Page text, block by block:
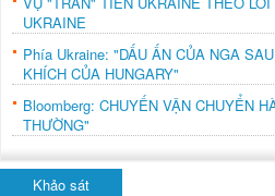
UKRAINE
Phía Ukraine: "DẤU ẤN CỦA NGA
KHÍCH CỦA HUNGARY"
Bloomberg: CHUYẾN VẬN CHUYỂN
THƯỜNG"
Khảo sát